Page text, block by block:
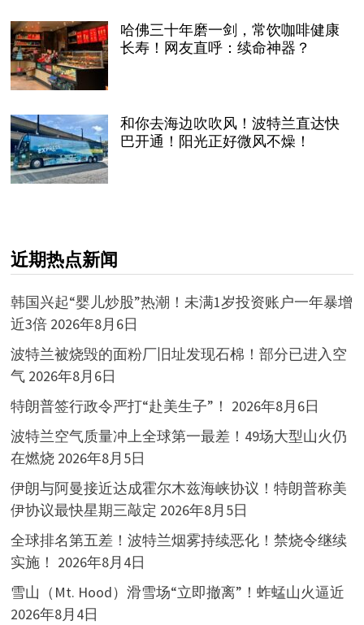
哈佛三十年磨一剑，常饮咖啡健康
长寿！网友直呼：续命神器？
和你去海边吹吹风！波特兰直达快
巴开通！阳光正好微风不燥！
近期热点新闻
韩国兴起“婴儿炒股”热潮！未满1岁投资账户一年暴增
近3倍 2026年8月6日
波特兰被烧毁的面粉厂旧址发现石棉！部分已进入空
气 2026年8月6日
特朗普签行政令严打“赴美生子”！ 2026年8月6日
波特兰空气质量冲上全球第一最差！49场大型山火仍
在燃烧 2026年8月5日
伊朗与阿曼接近达成霍尔木兹海峡协议！特朗普称美
伊协议最快星期三敲定 2026年8月5日
全球排名第五差！波特兰烟雾持续恶化！禁烧令继续
实施！ 2026年8月4日
雪山（Mt. Hood）滑雪场“立即撤离”！蚱蜢山火逼近
2026年8月4日